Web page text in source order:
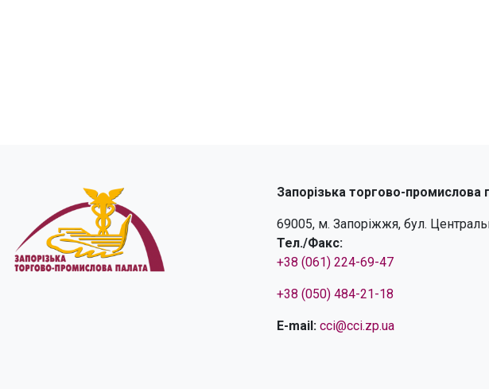
Запорізька торгово-промислова
69005, м. Запоріжжя, бул.
Тел./Факс:
+38 (061) 224-69-47
+38 (050) 484-21-18
E-mail: cci@cci.zp.ua